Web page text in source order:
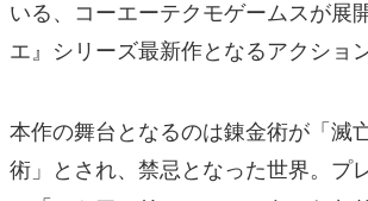
いる、コーエーテクモゲームスが展
エ』シリーズ最新作となるアクショ
本作の舞台となるのは錬金術が「滅
術」とされ、禁忌となった世界。プ